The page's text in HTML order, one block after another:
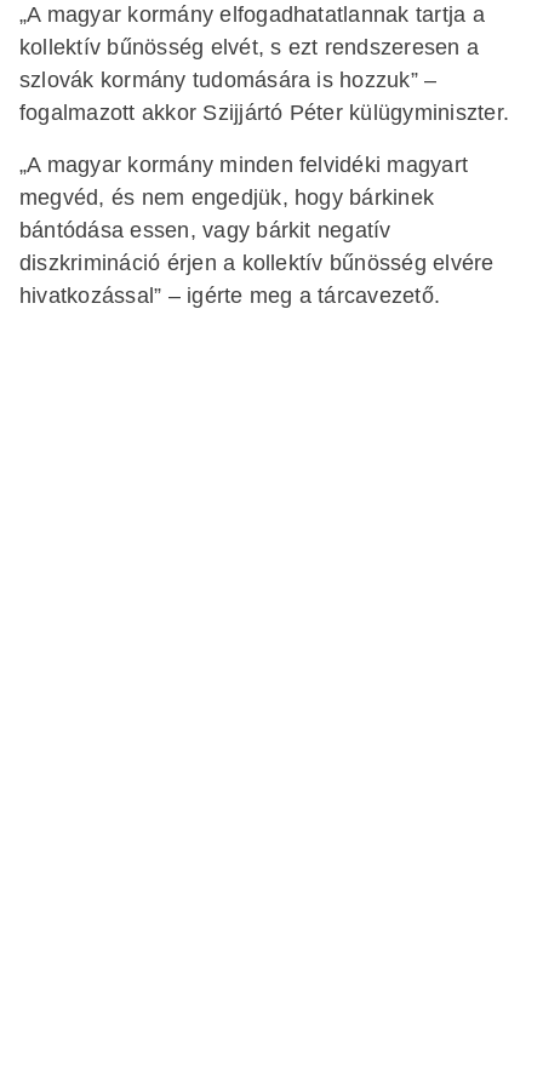
„A magyar kormány elfogadhatatlannak tartja a
kollektív bűnösség elvét, s ezt rendszeresen a
szlovák kormány tudomására is hozzuk” –
fogalmazott akkor Szijjártó Péter külügyminiszter.
„A magyar kormány minden felvidéki magyart
megvéd, és nem engedjük, hogy bárkinek
bántódása essen, vagy bárkit negatív
diszkrimináció érjen a kollektív bűnösség elvére
hivatkozással” – igérte meg a tárcavezető.